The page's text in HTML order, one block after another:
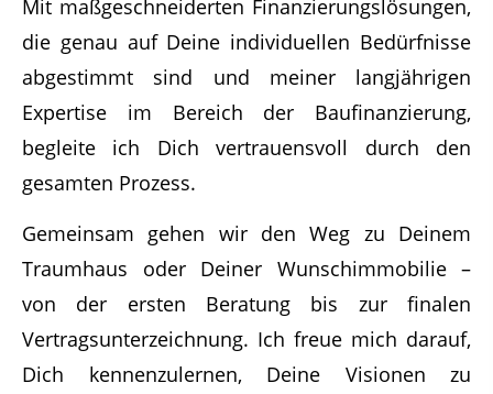
Mit maßgeschneiderten Finanzierungslösungen,
die genau auf Deine individuellen Bedürfnisse
abgestimmt sind und meiner langjährigen
Expertise im Bereich der Baufinanzierung,
begleite ich Dich vertrauensvoll durch den
gesamten Prozess.
Gemeinsam gehen wir den Weg zu Deinem
Traumhaus oder Deiner Wunschimmobilie –
von der ersten Beratung bis zur finalen
Vertragsunterzeichnung. Ich freue mich darauf,
Dich kennenzulernen, Deine Visionen zu